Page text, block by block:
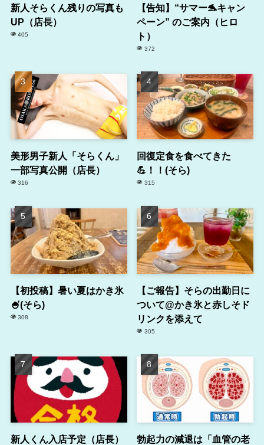
新人そらくん残りの写真も
UP（店長）
405
【告知】“サマー🐬キャン
ペーン” のご案内（ヒロ
ト）
372
美形男子新人「そらくん」
一部写真公開（店長）
316
回復定食を食べてきた
💪！！(そら)
315
【初投稿】暑い夏はかき氷
🍧(そら)
308
【ご報告】そらの出勤日に
ついて@かき氷と赤しそド
リンクを添えて
305
新人くん入店予定（店長）
勃起力の減退は「血管の老